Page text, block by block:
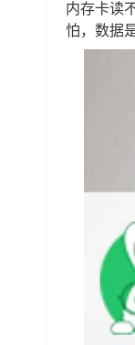
内存卡读
怕，数据